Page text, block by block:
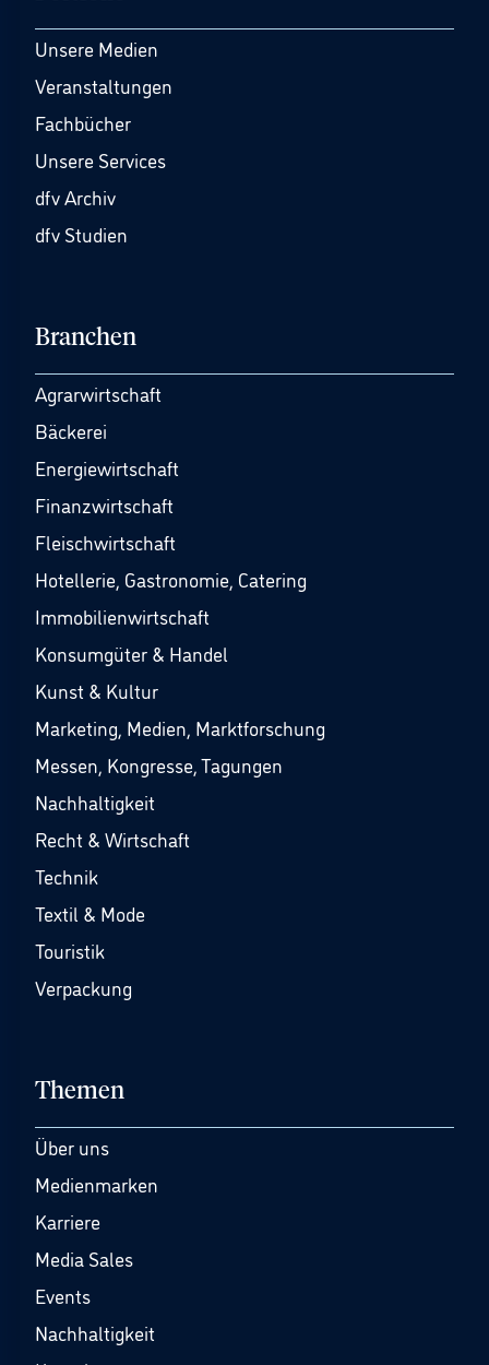
Unsere Medien
Veranstaltungen
Fachbücher
Unsere Services
dfv Archiv
dfv Studien
Branchen
Agrarwirtschaft
Bäckerei
Energiewirtschaft
Finanzwirtschaft
Fleischwirtschaft
Hotellerie, Gastronomie, Catering
Immobilienwirtschaft
Konsumgüter & Handel
Kunst & Kultur
Marketing, Medien, Marktforschung
Messen, Kongresse, Tagungen
Nachhaltigkeit
Recht & Wirtschaft
Technik
Textil & Mode
Touristik
Verpackung
Themen
Über uns
Medienmarken
Karriere
Media Sales
Events
Nachhaltigkeit